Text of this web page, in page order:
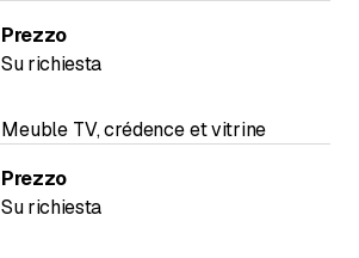
Meuble TV, crédence et vitrine
Prezzo
Su richiesta
Prezzo
Su richiesta